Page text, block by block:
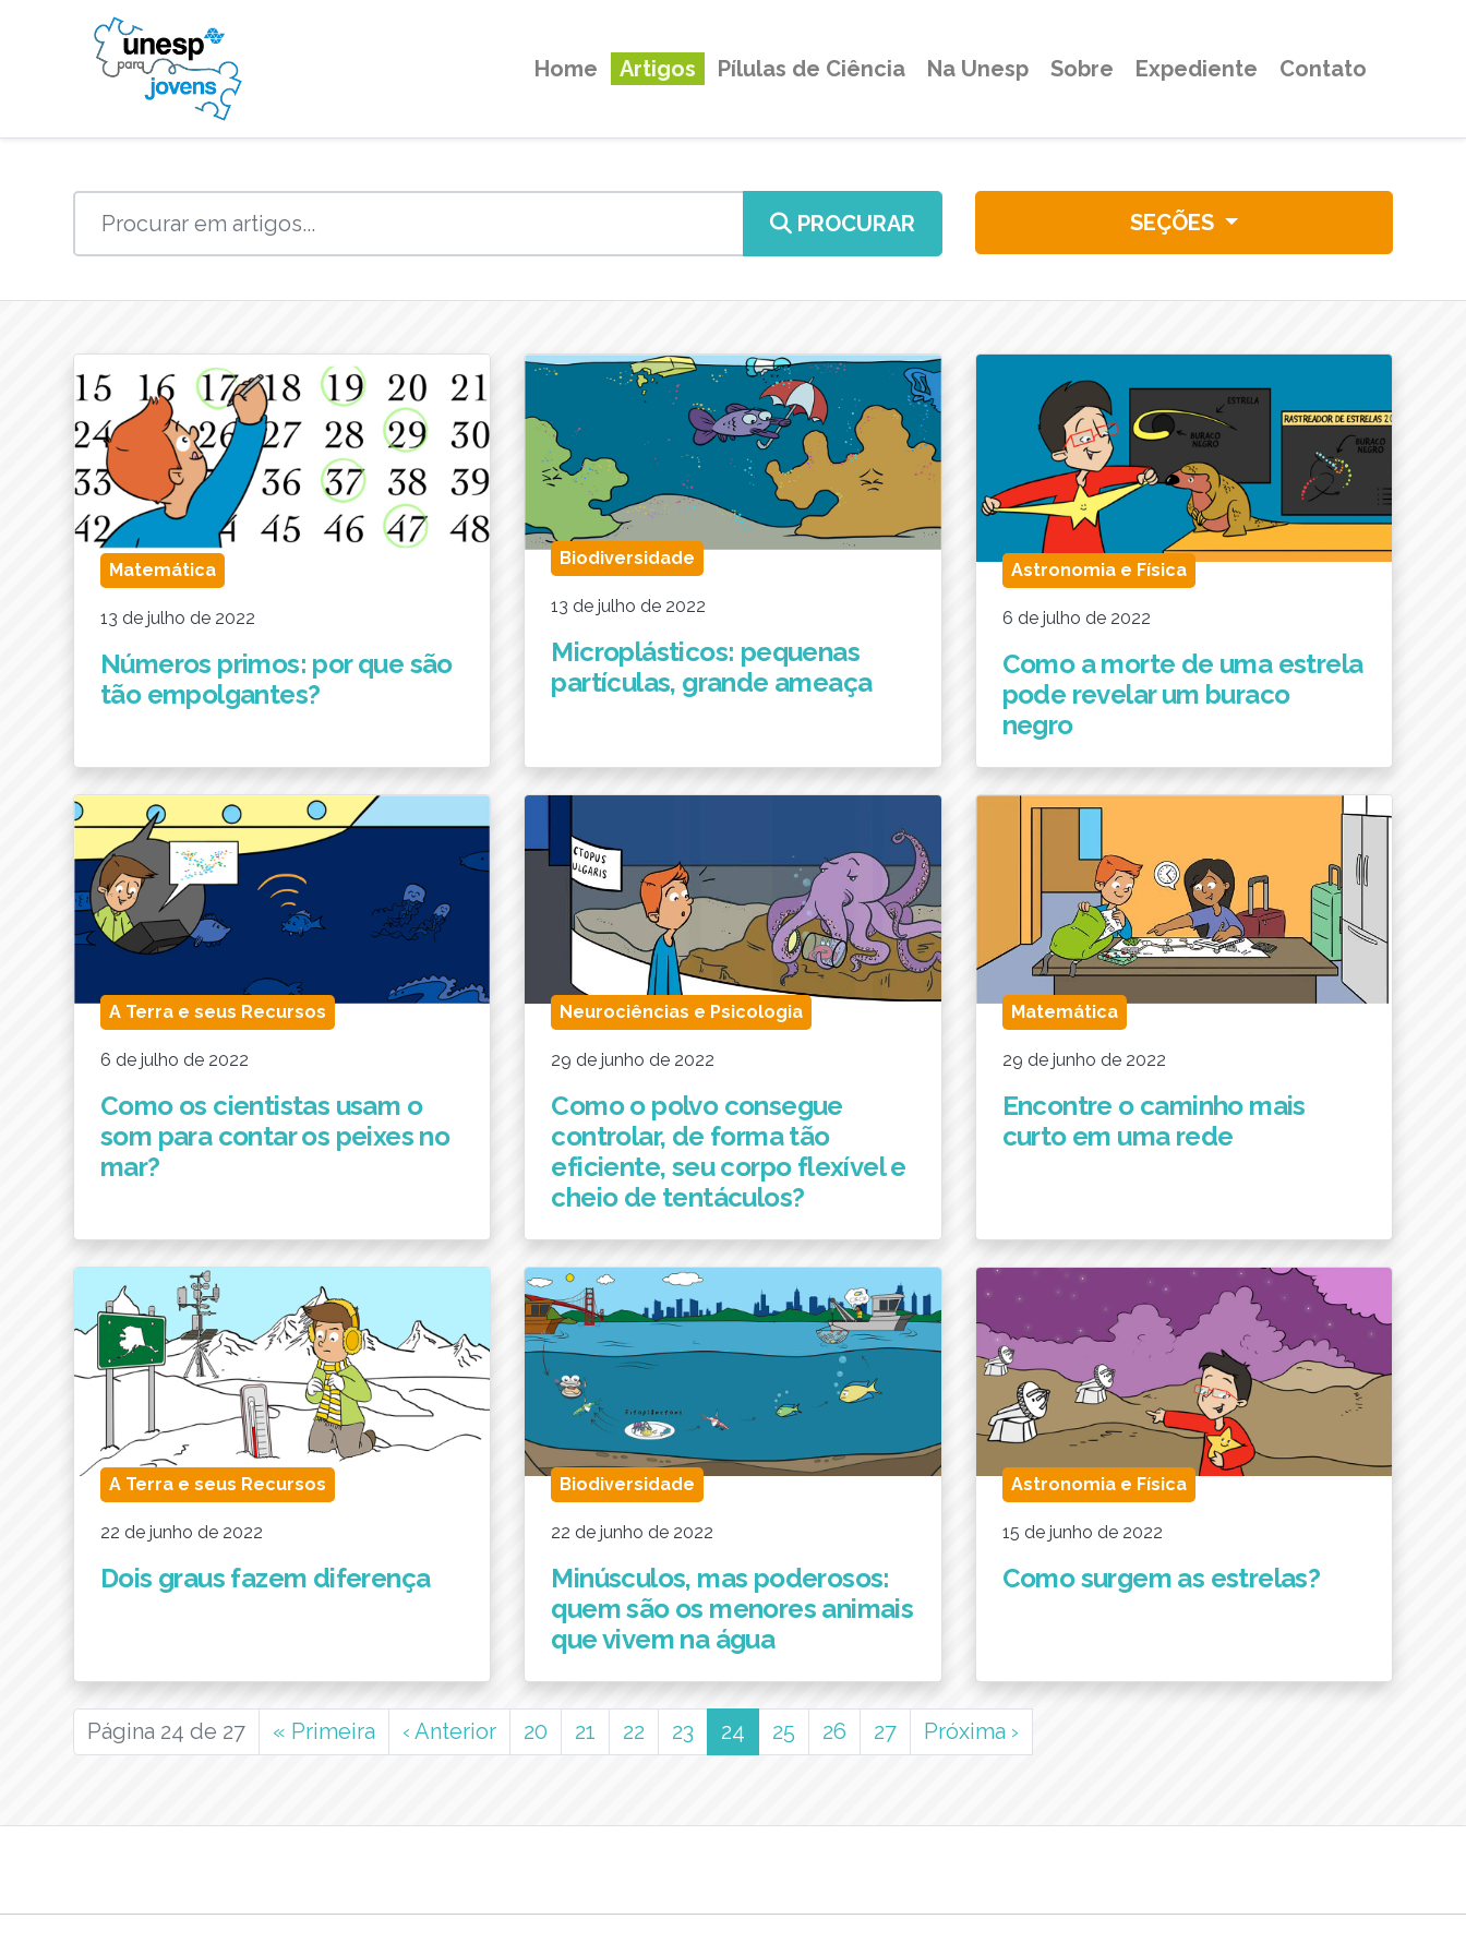
Home Artigos Pílulas de Ciência Na Unesp Sobre Expediente Contato
PROCURAR SEÇÕES
Matemática
13 de julho de 2022
Números primos: por que são
tão empolgantes?
Biodiversidade
13 de julho de 2022
Microplásticos: pequenas
partículas, grande ameaça
Astronomia e Física
6 de julho de 2022
Como a morte de uma estrela
pode revelar um buraco
negro
A Terra e seus Recursos
6 de julho de 2022
Como os cientistas usam o
som para contar os peixes no
mar?
Neurociências e Psicologia
29 de junho de 2022
Como o polvo consegue
controlar, de forma tão
eficiente, seu corpo flexível e
cheio de tentáculos?
Matemática
29 de junho de 2022
Encontre o caminho mais
curto em uma rede
A Terra e seus Recursos
22 de junho de 2022
Dois graus fazem diferença
Biodiversidade
22 de junho de 2022
Minúsculos, mas poderosos:
quem são os menores animais
que vivem na água
Astronomia e Física
15 de junho de 2022
Como surgem as estrelas?
Página 24 de 27 « Primeira ‹ Anterior 20 21 22 23 24 (current)
25 26 27 Próxima ›